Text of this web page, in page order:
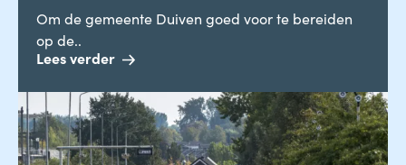
Om de gemeente Duiven goed voor te bereiden
op de..
Lees verder